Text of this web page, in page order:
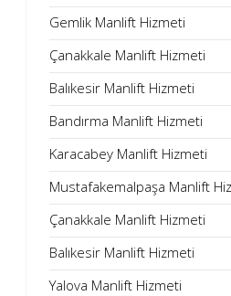
Gemlik Manlift Hizmeti
Çanakkale Manlift Hizmeti
Balıkesir Manlift Hizmeti
Bandırma Manlift Hizmeti
Karacabey Manlift Hizmeti
Mustafakemalpaşa Manlift
Çanakkale Manlift Hizmeti
Balıkesir Manlift Hizmeti
Yalova Manlift Hizmeti